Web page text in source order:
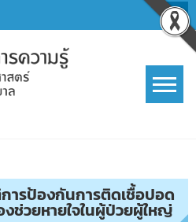
รป้องกันการติดเชื้อปอด
งช่วยหายใจในผู้ป่วยผู้ใหญ่